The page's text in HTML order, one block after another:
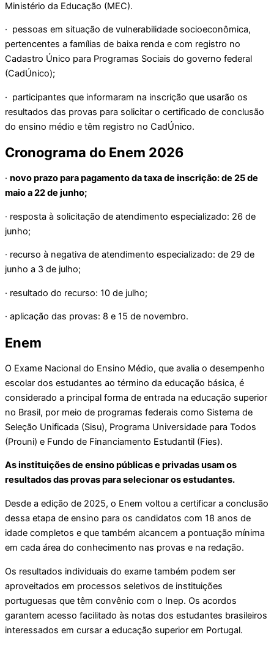
Ministério da Educação (MEC).
· pessoas em situação de vulnerabilidade socioeconômica,
pertencentes a famílias de baixa renda e com registro no
Cadastro Único para Programas Sociais do governo federal
(CadÚnico);
· participantes que informaram na inscrição que usarão os
resultados das provas para solicitar o certificado de conclusão
do ensino médio e têm registro no CadÚnico.
Cronograma do Enem 2026
· novo prazo para pagamento da taxa de inscrição: de 25 de
maio a 22 de junho;
· resposta à solicitação de atendimento especializado: 26 de
junho;
· recurso à negativa de atendimento especializado: de 29 de
junho a 3 de julho;
· resultado do recurso: 10 de julho;
· aplicação das provas: 8 e 15 de novembro.
Enem
O Exame Nacional do Ensino Médio, que avalia o desempenho
escolar dos estudantes ao término da educação básica, é
considerado a principal forma de entrada na educação superior
no Brasil, por meio de programas federais como Sistema de
Seleção Unificada (Sisu), Programa Universidade para Todos
(Prouni) e Fundo de Financiamento Estudantil (Fies).
As instituições de ensino públicas e privadas usam os
resultados das provas para selecionar os estudantes.
Desde a edição de 2025, o Enem voltou a certificar a conclusão
dessa etapa de ensino para os candidatos com 18 anos de
idade completos e que também alcancem a pontuação mínima
em cada área do conhecimento nas provas e na redação.
Os resultados individuais do exame também podem ser
aproveitados em processos seletivos de instituições
portuguesas que têm convênio com o Inep. Os acordos
garantem acesso facilitado às notas dos estudantes brasileiros
interessados em cursar a educação superior em Portugal.